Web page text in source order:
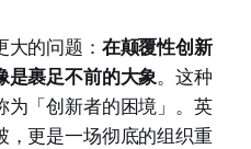
的问题： 在颠覆性创新
是裹足不前的大象。这种
为「创新者的困境」。英
，更是一场彻底的组织重